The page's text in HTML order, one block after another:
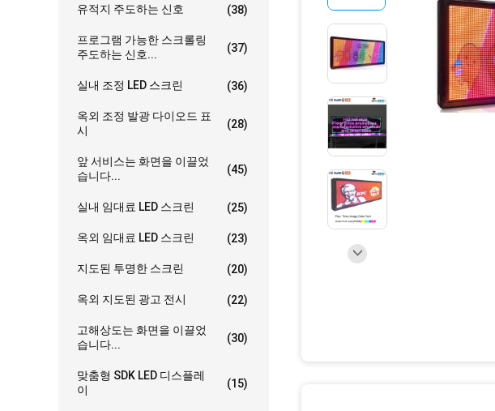
유적지 주도하는 신호 (38)
프로그램 가능한 스크롤링
주도하는 신호...
(37)
실내 조정 LED 스크린 (36)
옥외 조정 발광 다이오드 표
시
(28)
앞 서비스는 화면을 이끌었
습니다...
(45)
실내 임대료 LED 스크린 (25)
옥외 임대료 LED 스크린 (23)
지도된 투명한 스크린 (20)
옥외 지도된 광고 전시 (22)
고해상도는 화면을 이끌었
습니다...
(30)
맞춤형 SDK LED 디스플레
이
(15)